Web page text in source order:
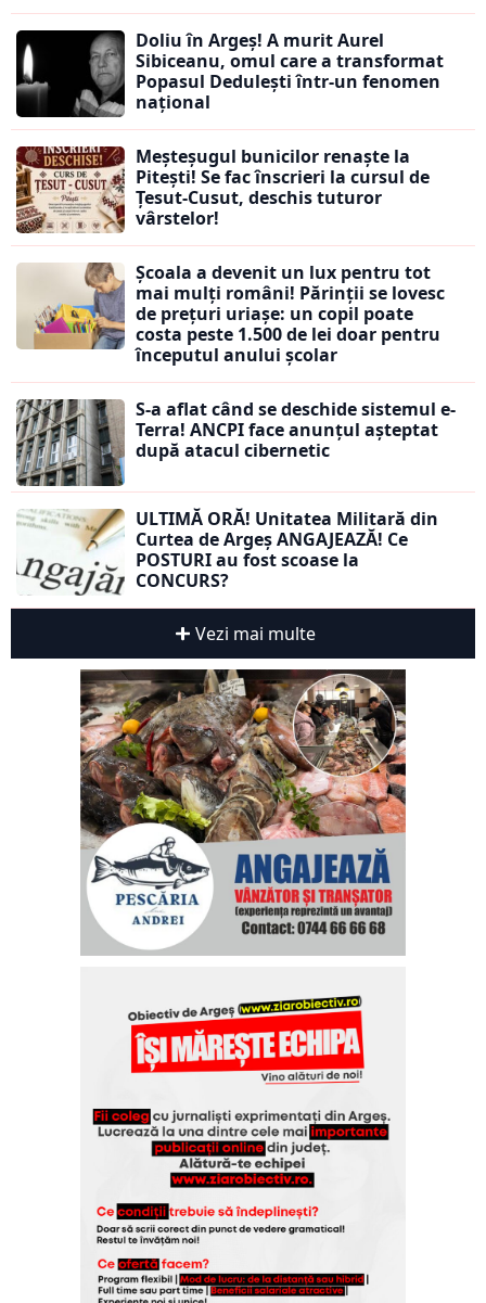
Doliu în Argeș! A murit Aurel
Sibiceanu, omul care a transformat
Popasul Dedulești într-un fenomen
național
Meșteșugul bunicilor renaște la
Pitești! Se fac înscrieri la cursul de
Țesut-Cusut, deschis tuturor
vârstelor!
Școala a devenit un lux pentru tot
mai mulți români! Părinții se lovesc
de prețuri uriașe: un copil poate
costa peste 1.500 de lei doar pentru
începutul anului școlar
S-a aflat când se deschide sistemul e-
Terra! ANCPI face anunțul așteptat
după atacul cibernetic
ULTIMĂ ORĂ! Unitatea Militară din
Curtea de Argeș ANGAJEAZĂ! Ce
POSTURI au fost scoase la
CONCURS?
Vezi mai multe